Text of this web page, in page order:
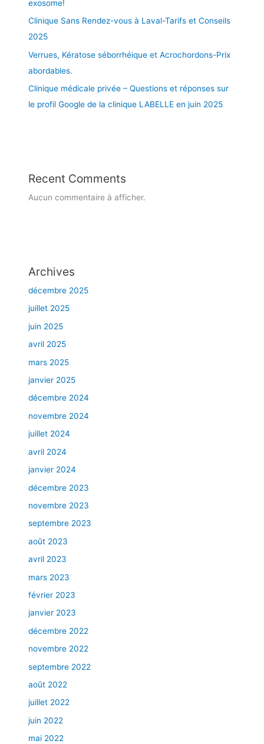
exosome!
Clinique Sans Rendez-vous à Laval-Tarifs et Conseils
2025
Verrues, Kératose séborrhéique et Acrochordons-Prix
abordables.
Clinique médicale privée – Questions et réponses sur
le profil Google de la clinique LABELLE en juin 2025
Recent Comments
Aucun commentaire à afficher.
Archives
décembre 2025
juillet 2025
juin 2025
avril 2025
mars 2025
janvier 2025
décembre 2024
novembre 2024
juillet 2024
avril 2024
janvier 2024
décembre 2023
novembre 2023
septembre 2023
août 2023
avril 2023
mars 2023
février 2023
janvier 2023
décembre 2022
novembre 2022
septembre 2022
août 2022
juillet 2022
juin 2022
mai 2022